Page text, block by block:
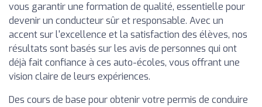
vous garantir une formation de qualité, essentielle pour
devenir un conducteur sûr et responsable. Avec un
accent sur l'excellence et la satisfaction des élèves, nos
résultats sont basés sur les avis de personnes qui ont
déjà fait confiance à ces auto-écoles, vous offrant une
vision claire de leurs expériences.
Des cours de base pour obtenir votre permis de conduire